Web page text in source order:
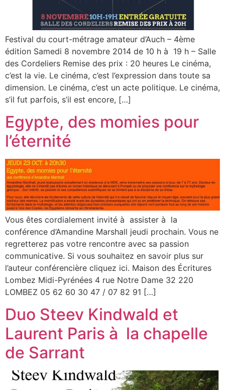
Festival du court-métrage amateur d’Auch – 4ème
édition Samedi 8 novembre 2014 de 10 h à 19 h – Salle
des Cordeliers Remise des prix : 20 heures Le cinéma,
c’est la vie. Le cinéma, c’est l’expression dans toute sa
dimension. Le cinéma, c’est un acte politique. Le cinéma,
s’il fut parfois, s’il est encore, […]
Egypte, des momies pour
l’éternité
Vous êtes cordialement invité à assister à la
conférence d’Amandine Marshall jeudi prochain. Vous ne
regretterez pas votre rencontre avec sa passion
communicative. Si vous souhaitez en savoir plus sur
l’auteur conférencière cliquez ici. Maison des Écritures
Lombez Midi-Pyrénées 4 rue Notre Dame 32 220
LOMBEZ 05 62 60 30 47 / 07 82 91 […]
Duo Steev Kindwald et
Laurent Paris à la chapelle
de Sarrant